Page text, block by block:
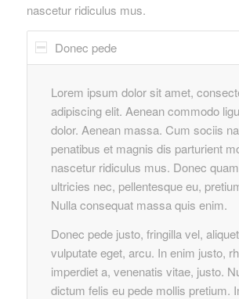
nascetur ridiculus mus.
Donec pede
Lorem ipsum dolor sit amet,
adipiscing elit. Aenean commodo
dolor. Aenean massa. Cum sociis
penatibus et magnis dis parturient
nascetur ridiculus mus. Donec
ultricies nec, pellentesque eu,
Nulla consequat massa quis enim.
Donec pede justo, fringilla vel,
vulputate eget, arcu. In enim justo,
imperdiet a, venenatis vitae, justo.
dictum felis eu pede mollis pretium.